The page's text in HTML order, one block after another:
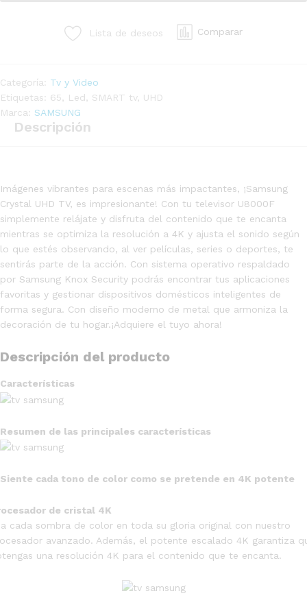
Lista de deseos Comparar
Categoría: Tv y Video
Etiquetas: 65 Led SMART tv, UHD
Marca: SAMSUNG
Descripción
Imágenes vibrantes para escenas más impactantes, ¡Samsung
Crystal UHD TV, es impresionante! Con tu televisor U8000F
simplemente relájate y disfruta del contenido que te encanta
mientras se optimiza la resolución a 4K y ajusta el sonido según
lo que estés observando, al ver películas, series o deportes, te
sentirás parte de la acción. Con sistema operativo respaldado
por Samsung Knox Security podrás encontrar tus aplicaciones
favoritas y gestionar dispositivos domésticos inteligentes de
forma segura. Con diseño moderno de metal que armoniza la
decoración de tu hogar.¡Adquiere el tuyo ahora!
Descripción del producto
Características
Resumen de las principales características
Siente cada tono de color como se pretende en 4K potente
de cristal 4K
cada sombra de color en toda su gloria original con nuestro
avanzado. Además, el potente escalado 4K garantiza
una resolución 4K para el contenido que te encanta.